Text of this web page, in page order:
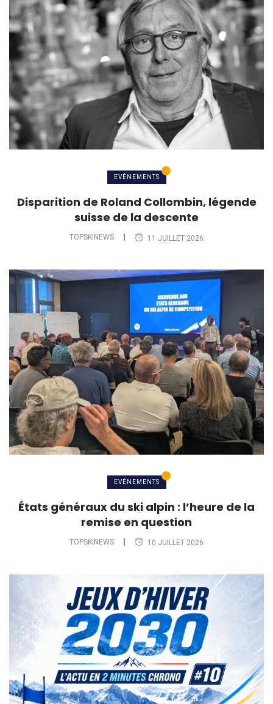
EVÉNEMENTS
Disparition de Roland Collombin, légende
suisse de la descente
TOPSKINEWS 11 JUILLET 2026
EVÉNEMENTS
États généraux du ski alpin : l’heure de la
remise en question
TOPSKINEWS 10 JUILLET 2026